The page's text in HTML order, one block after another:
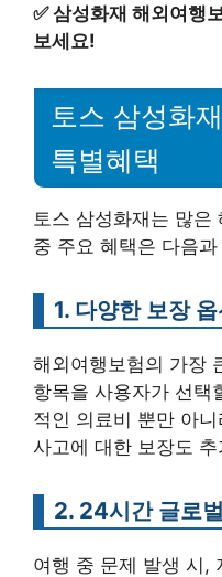
✅삼성화재 해외여행
보세요!
토스 삼성화
특별혜택
토스 삼성화재는 많은
중 주요 혜택은 다음
1. 다양한 보장 옵
해외여행보험의 가장
항목을 사용자가 선택
적인 의료비 뿐만 아
사고에 대한 보장도
2. 24시간 글로
여행 중 문제 발생 시,